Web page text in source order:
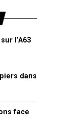
l’A63
dans
face